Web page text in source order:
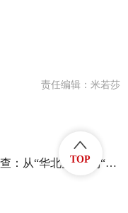
责任编辑：米若莎
新闻纵深丨行唐鸡蛋产业转型升级调查：从“华北蛋仓”到“品牌蛋乡”
TOP